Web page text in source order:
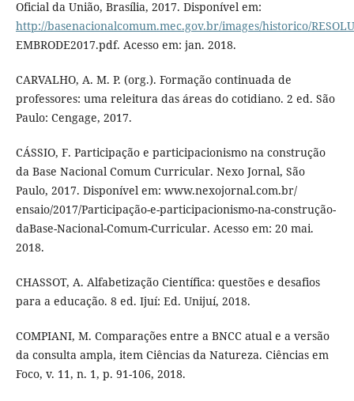
Oficial da União, Brasília, 2017. Disponível em:
http://basenacionalcomum.mec.gov.br/images/historico/
EMBRODE2017.pdf. Acesso em: jan. 2018.
CARVALHO, A. M. P. (org.). Formação continuada de
professores: uma releitura das áreas do cotidiano. 2 ed. São
Paulo: Cengage, 2017.
CÁSSIO, F. Participação e participacionismo na construção
da Base Nacional Comum Curricular. Nexo Jornal, São
Paulo, 2017. Disponível em: www.nexojornal.com.br/
ensaio/2017/Participação-e-participacionismo-na-construção-
daBase-Nacional-Comum-Curricular. Acesso em: 20 mai.
2018.
CHASSOT, A. Alfabetização Científica: questões e desafios
para a educação. 8 ed. Ijuí: Ed. Unijuí, 2018.
COMPIANI, M. Comparações entre a BNCC atual e a versão
da consulta ampla, item Ciências da Natureza. Ciências em
Foco, v. 11, n. 1, p. 91-106, 2018.